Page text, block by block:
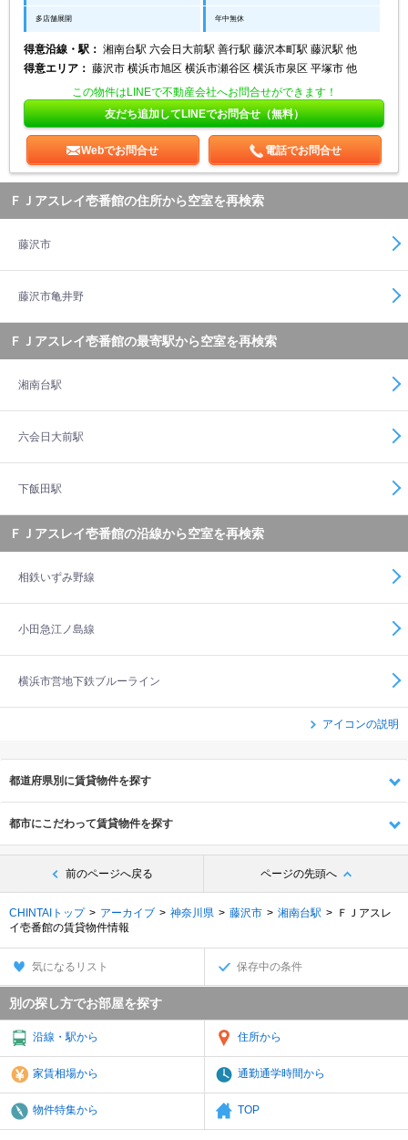
多店舗展開 年中無休
得意沿線・駅： 湘南台駅 六会日大前駅 善行駅 藤沢本町駅 藤沢駅 他
得意エリア： 藤沢市 横浜市旭区 横浜市瀬谷区 横浜市泉区 平塚市 他
この物件はLINEで不動産会社へお問合せができます！
友だち追加してLINEでお問合せ（無料）
Webでお問合せ 電話でお問合せ
ＦＪアスレイ壱番館の住所から空室を再検索
藤沢市
藤沢市亀井野
ＦＪアスレイ壱番館の最寄駅から空室を再検索
湘南台駅
六会日大前駅
下飯田駅
ＦＪアスレイ壱番館の沿線から空室を再検索
相鉄いずみ野線
小田急江ノ島線
横浜市営地下鉄ブルーライン
アイコンの説明
都道府県別に賃貸物件を探す
都市にこだわって賃貸物件を探す
前のページへ戻る ページの先頭へ
CHINTAIトップ アーカイブ 神奈川県 藤沢市 湘南台駅
ＦＪアスレ
イ壱番館の賃貸物件情報
気になるリスト 保存中の条件
別の探し方でお部屋を探す
沿線・駅から 住所から
家賃相場から 通勤通学時間から
物件特集から TOP